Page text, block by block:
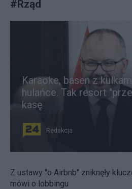
# Rząd
Karaoke, basen z
hulańce. Tak resort
kasę
Redakcja
Z ustawy "o Airbnb" zniknęły
mówi o lobbingu